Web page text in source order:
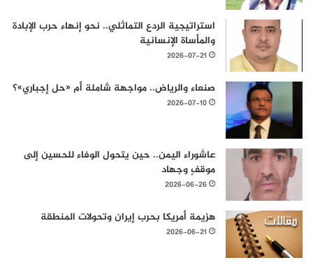
استراتيجية الردع التماثلي.. نحو إنهاء حرب الإبادة
والمأساة الإنسانية
2026-07-21
صنعاء والرياض.. مواجهة شاملة أم «حل إجباري»؟
2026-07-10
عاشوراء اليمن.. حين يتحول الوفاء للحسين إلى
موقفٍ وجهاد
2026-06-26
هزيمة أمريكا بحرب إيران وتحولات المنطقة
2026-06-21